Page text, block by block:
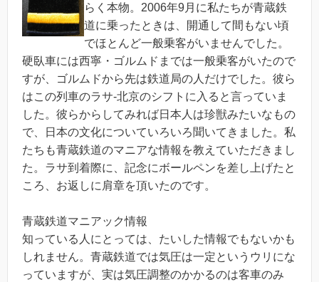
らく本物。2006年9月に私たちが青蔵鉄
道に乗ったときは、開通して間もない頃
でほとんど一般乗客がいませんでした。
硬臥車には西寧・ゴルムドまでは一般乗客がいたので
すが、ゴルムドから先は鉄道局の人だけでした。彼ら
はこの列車のラサ-北京のシフトに入ると言っていま
した。彼らからしてみれば日本人は珍獣みたいなもの
で、日本の文化についていろいろ聞いてきました。私
たちも青蔵鉄道のマニアな情報を教えていただきまし
た。ラサ到着際に、記念にボールペンを差し上げたと
ころ、お返しに肩章を頂いたのです。
青蔵鉄道マニアック情報
知っている人にとっては、たいした情報でもないかも
しれません。青蔵鉄道では気圧は一定というウリにな
っていますが、実は気圧調整のかかるのは客車のみ